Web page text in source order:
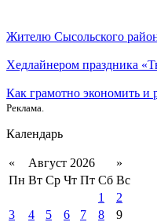
Жителю Сысольского
Хедлайнером праздника
Как грамотно экономить и
Реклама.
Календарь
« Август 2026
»
Пн Вт Ср Чт Пт Сб Вс
1
2
3
4 5 6 7 8
9